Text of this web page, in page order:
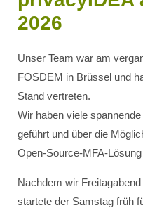
2026
Unser Team war am
FOSDEM in Brüssel und
Stand vertreten.
Wir haben viele
geführt und über die
Nachdem wir
startete der Samstag früh